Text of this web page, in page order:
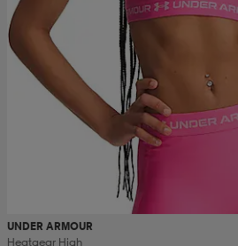
UNDER ARMOUR
Heatgear High